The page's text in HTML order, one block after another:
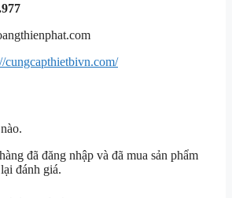
cungcapthietbivn.com/
đã đăng nhập và đã mua sản phẩm
đánh giá.